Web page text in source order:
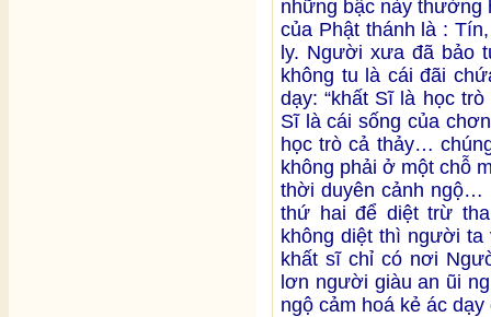
những bậc này thường
của Phật thánh là :
ly. Người xưa đã bảo
không tu là cái đãi
dạy: “khất Sĩ là học
Sĩ là cái sống của
học trò cả thảy…
không phải ở một chỗ
thời duyên cảnh ngộ…
thứ hai để diệt trừ
không diệt thì người
khất sĩ chỉ có nơi
lơn người giàu an ũi
ngộ cảm hoá kẻ ác